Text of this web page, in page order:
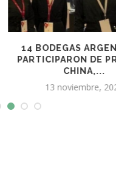
PRESTARÁ A
ENTRE $800 Y...